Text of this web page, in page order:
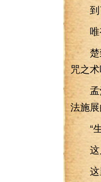
到了
唯有
楚致
咒之
孟沧
法施
“生
这几
这里